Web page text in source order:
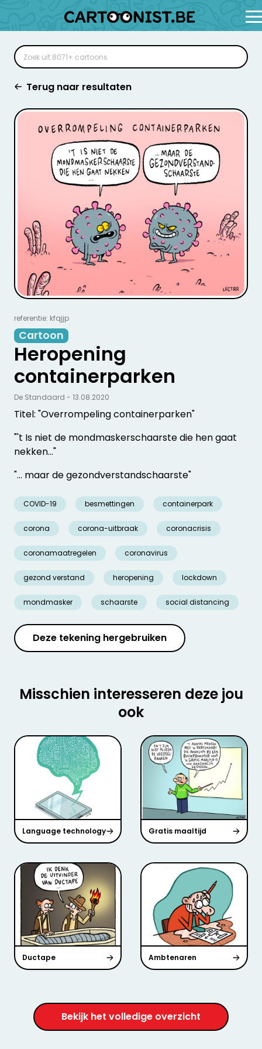
Terug naar resultaten
referentie: kfqjjp
Cartoon
Heropening
containerparken
Titel: "Overrompeling containerparken"
"'t Is niet de mondmaskerschaarste die hen gaat
nekken..."
"... maar de gezondverstandschaarste"
COVID-19 besmettingen containerpark
corona corona-uitbraak coronacrisis
coronamaatregelen coronavirus
gezond verstand heropening lockdown
mondmasker schaarste social distancing
De Standaard - 13.08.2020
Deze tekening hergebruiken
Misschien interesseren deze jou
ook
Language technology Gratis maaltijd
Ductape Ambtenaren
Bekijk het volledige overzicht